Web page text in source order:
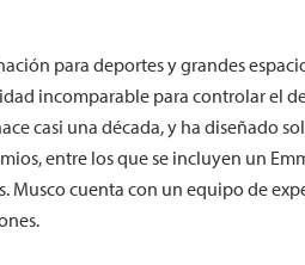
para deportes y grandes
incomparable para controlar el
casi una década, y ha diseñado
entre los que se incluyen un
cuenta con un equipo de